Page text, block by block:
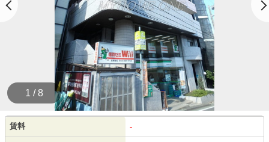
1 / 8
賃料 -